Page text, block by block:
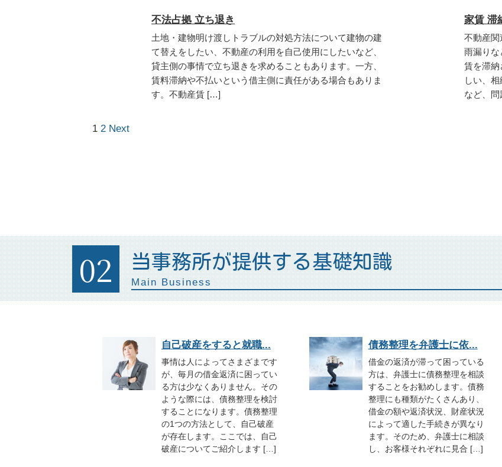
不法占拠 立ち退き
土地・建物明け渡しトラブルの対処方法について建物の建
て替えをしたい、不動産の利用を自己使用にしたいなど、
貸主側の事情で立ち退きを求めることもあります。一方、
賃料滞納や不払いという借主側に責任がある場合もありま
す。不動産賃 […]
家賃 滞
不動産関
雨漏りな
賃を滞納
しい、
など、
1 2 Next
02 当事務所が提供する基礎知識
Main Business
自己破産をすると就職...
事情は人によってさまざまです
が、毎月の借金返済に困ってい
る方は少なくありません。その
ような際には、債務整理を検討
することになります。債務整理
の1つの方法として、自己破産
が存在します。ここでは、自己
破産についてご紹介します […]
債務整理を弁護士に依...
借金の返済が滞って困っている
方は、弁護士に債務整理を相談
することをお勧めします。債務
整理にも種類がたくさんあり、
借金の額や返済状況、財産状況
によって適した手続きが異なり
ます。そのため、弁護士に相談
し、お客様それぞれに見合 […]